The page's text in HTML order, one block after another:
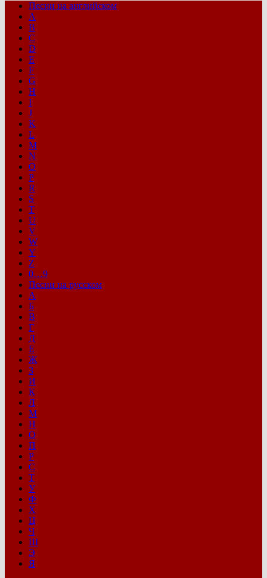
Песни на английском
A
B
C
D
E
F
G
H
I
J
K
L
M
N
O
P
R
S
T
U
V
W
Y
Z
0…9
Песни на русском
А
Б
В
Г
Д
Е
Ж
З
И
К
Л
М
Н
О
П
Р
С
Т
У
Ф
Х
Ц
Ч
Ш
Э
Я